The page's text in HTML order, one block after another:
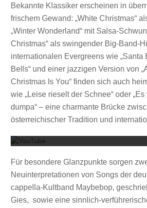
Bekannte Klassiker erscheinen in
frischem Gewand: „White Christmas“
„Winter Wonderland“ mit Salsa-
Christmas“ als swingender Big-Band-
internationalen Evergreens wie „Santa
Bells“ und einer jazzigen Version von
Christmas Is You“ finden sich auch
wie „Leise rieselt der Schnee“ oder
dumpa“ – eine charmante Brücke
österreichischer Tradition und
Für besondere Glanzpunkte sorgen
Neuinterpretationen von Songs der
cappella-Kultband Maybebop,
Gies, sowie eine sinnlich-